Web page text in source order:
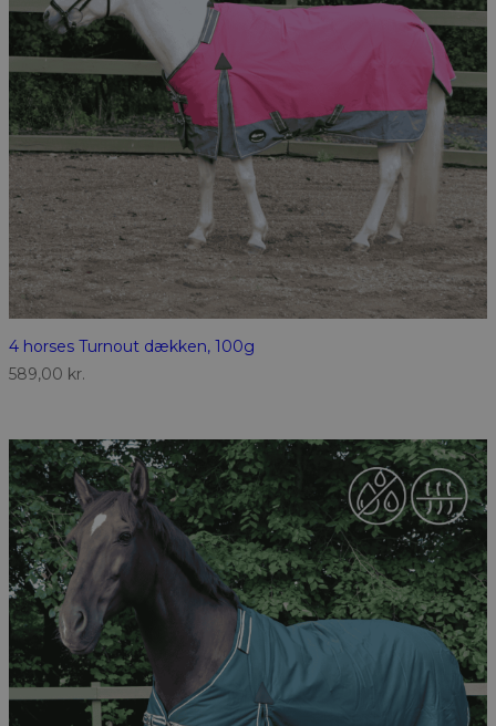
4 horses Turnout dækken, 100g
589,00 kr.